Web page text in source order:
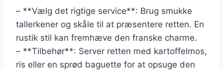
– **Vælg det rigtige service**: Brug smukke
tallerkener og skåle til at præsentere retten. En
rustik stil kan fremhæve den franske charme.
– **Tilbehør**: Server retten med kartoffelmos,
ris eller en sprød baguette for at opsuge den